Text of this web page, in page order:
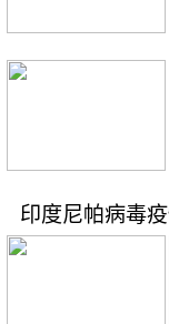
印度尼帕病毒